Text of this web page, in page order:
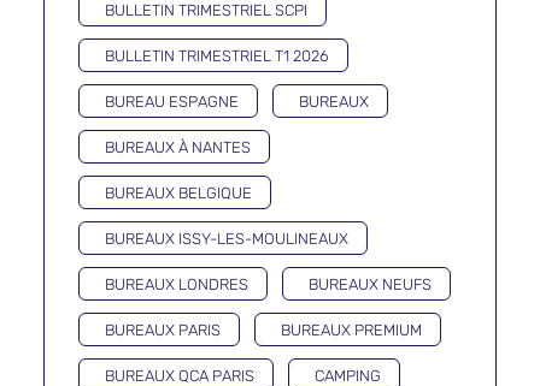
BULLETIN TRIMESTRIEL SCPI
BULLETIN TRIMESTRIEL T1 2026
BUREAU ESPAGNE BUREAUX
BUREAUX À NANTES
BUREAUX BELGIQUE
BUREAUX ISSY-LES-MOULINEAUX
BUREAUX LONDRES BUREAUX NEUFS
BUREAUX PARIS BUREAUX PREMIUM
BUREAUX QCA PARIS CAMPING